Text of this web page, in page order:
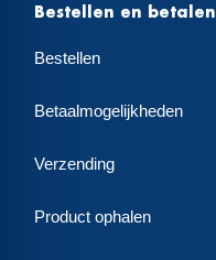
Bestellen en betalen
Bestellen
Betaalmogelijkheden
Verzending
Product ophalen